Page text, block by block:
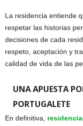
La residencia entiende
respetar las historias
decisiones de cada
respeto, aceptación y
calidad de vida de las
UNA APUESTA
PORTUGALETE
En definitiva,